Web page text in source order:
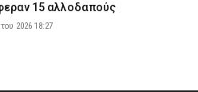
15 αλλοδαπούς
2026 18:27